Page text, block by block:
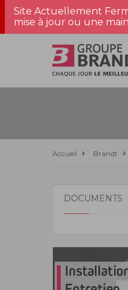
Site Actuellement
mise à jour ou une
Accueil Brandt
DOCUMENTS